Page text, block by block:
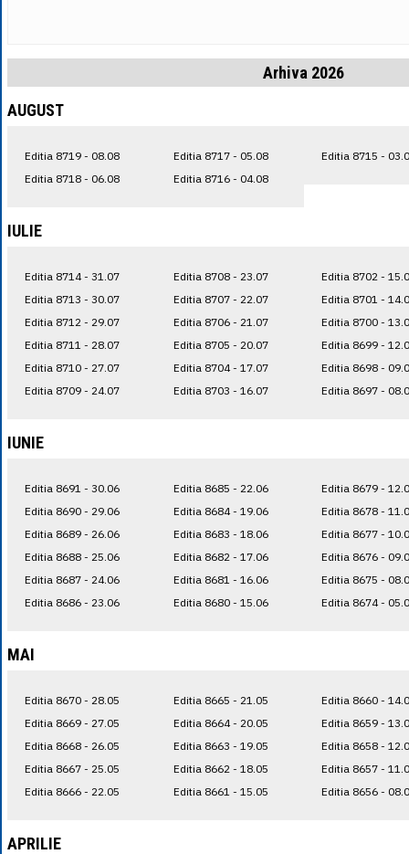
Arhiva 2026
AUGUST
Editia 8719 - 08.08
Editia 8718 - 06.08
Editia 8717 - 05.08
Editia 8716 - 04.08
Editia 8715 -
IULIE
Editia 8714 - 31.07
Editia 8713 - 30.07
Editia 8712 - 29.07
Editia 8711 - 28.07
Editia 8710 - 27.07
Editia 8709 - 24.07
Editia 8708 - 23.07
Editia 8707 - 22.07
Editia 8706 - 21.07
Editia 8705 - 20.07
Editia 8704 - 17.07
Editia 8703 - 16.07
Editia 8702 -
Editia 8701 -
Editia 8700 -
Editia 8699 -
Editia 8698 -
Editia 8697 -
IUNIE
Editia 8691 - 30.06
Editia 8690 - 29.06
Editia 8689 - 26.06
Editia 8688 - 25.06
Editia 8687 - 24.06
Editia 8686 - 23.06
Editia 8685 - 22.06
Editia 8684 - 19.06
Editia 8683 - 18.06
Editia 8682 - 17.06
Editia 8681 - 16.06
Editia 8680 - 15.06
Editia 8679 -
Editia 8678 -
Editia 8677 -
Editia 8676 -
Editia 8675 -
Editia 8674 -
MAI
Editia 8670 - 28.05
Editia 8669 - 27.05
Editia 8668 - 26.05
Editia 8667 - 25.05
Editia 8666 - 22.05
Editia 8665 - 21.05
Editia 8664 - 20.05
Editia 8663 - 19.05
Editia 8662 - 18.05
Editia 8661 - 15.05
Editia 8660 -
Editia 8659 -
Editia 8658 -
Editia 8657 -
Editia 8656 -
APRILIE